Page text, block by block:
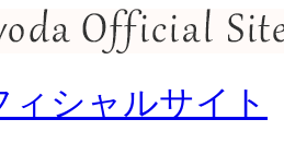
ィシャルサイト